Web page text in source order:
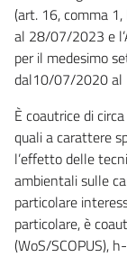
(art. 16, comma
al 28/07/2023 e
per il medesimo
dal10/07/2020
È coautrice di
quali a carattere
l’effetto delle
ambientali sulle
particolare
particolare, è
(WoS/SCOPUS),